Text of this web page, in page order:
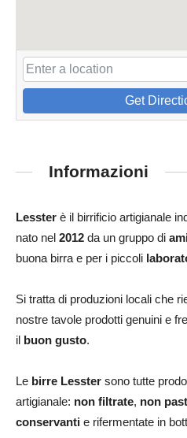
Get
Informazioni
Lesster è il birrificio artigianale
nato nel 2012 da un gruppo di
buona birra e per i piccoli
Si tratta di produzioni locali che
nostre tavole prodotti genuini e
il buon gusto.
Le birre Lesster sono tutte
artigianale: non filtrate, non
conservanti e rifermentate in